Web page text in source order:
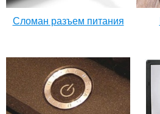
Сломан разъем питания